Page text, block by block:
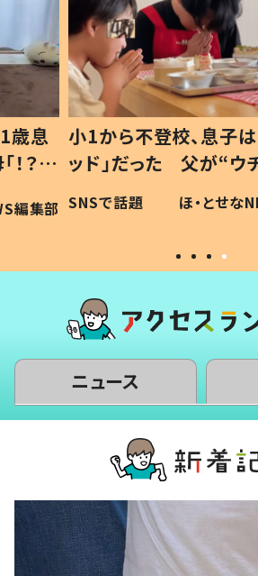
歳息
？」
編集部
小1から不登校、息子は
ッド」だった 父が“ウ
作り続ける理由とは #
#令和の子
SNSで話題 ほ・とせな
ニュース